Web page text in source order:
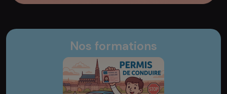
Nos formations